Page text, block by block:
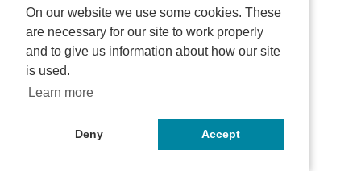
On our website we use some cookies. These
are necessary for our site to work properly
and to give us information about how our site
is used.
Learn more
Deny Accept